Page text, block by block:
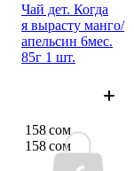
Чай дет. Когда
я вырас­ту манго/
апель­син 6мес.
85г 1 шт.
158 сом
158 сом